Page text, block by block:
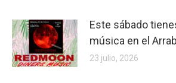
Este sábado
música en el
23 julio, 2026